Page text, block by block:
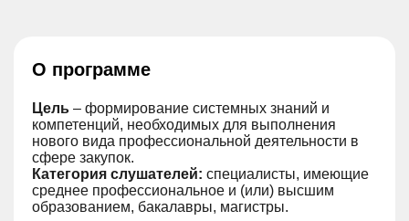
О программе
Цель – формирование системных знаний и
компетенций, необходимых для выполнения
нового вида профессиональной деятельности в
сфере закупок.
Категория слушателей: специалисты, имеющие
среднее профессиональное и (или) высшим
образованием, бакалавры, магистры.